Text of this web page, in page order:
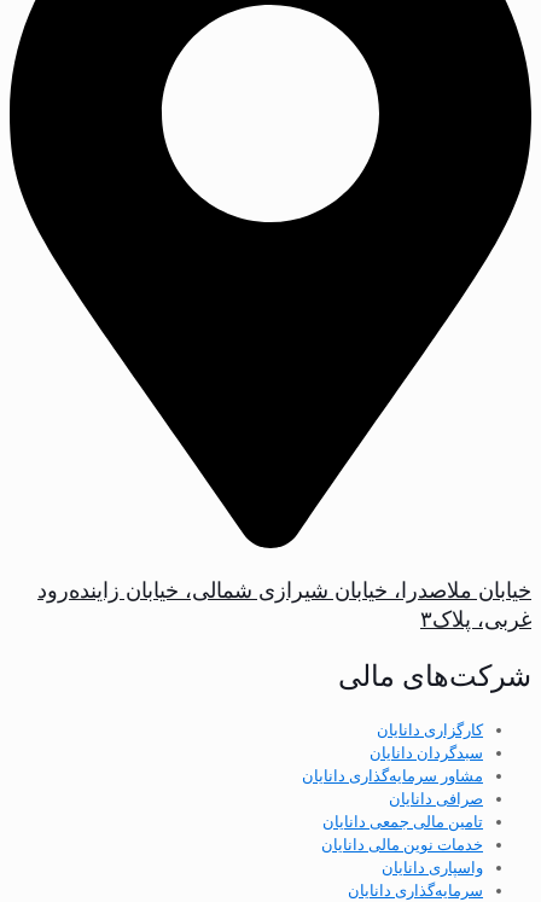
خیابان ملاصدرا، خیابان شیرازی شمالی، خیابان زاینده‌رود
غربی، پلاک‌۳
شرکت‌های مالی
کارگزاری دانایان
سبدگردان دانایان
مشاور سرمایه‌گذاری دانایان
صرافی دانایان
تامین مالی جمعی دانایان
خدمات نوین مالی دانایان
واسپاری دانایان
سرمایه‌گذاری دانایان